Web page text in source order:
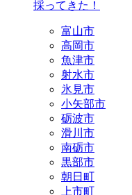
採ってきた！
富山市
高岡市
魚津市
射水市
氷見市
小矢部市
砺波市
滑川市
南砺市
黒部市
朝日町
上市町